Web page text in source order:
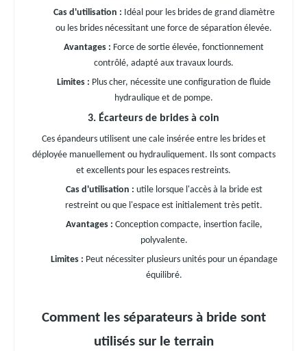
Cas d'utilisation : Idéal pour les brides de grand diamètre
ou les brides nécessitant une force de séparation élevée.
Avantages : Force de sortie élevée, fonctionnement
contrôlé, adapté aux travaux lourds.
Limites : Plus cher, nécessite une configuration de fluide
hydraulique et de pompe.
3. Écarteurs de brides à coin
Ces épandeurs utilisent une cale insérée entre les brides et
déployée manuellement ou hydrauliquement. Ils sont compacts
et excellents pour les espaces restreints.
Cas d'utilisation : utile lorsque l'accès à la bride est
restreint ou que l'espace est initialement très petit.
Avantages : Conception compacte, insertion facile,
polyvalente.
Limites : Peut nécessiter plusieurs unités pour un épandage
équilibré.
Comment les séparateurs à bride sont
utilisés sur le terrain